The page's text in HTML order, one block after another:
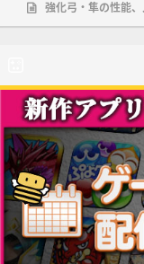
強化弓・隼の性能